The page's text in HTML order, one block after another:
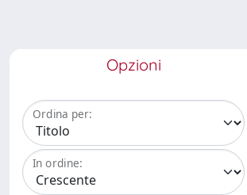
Opzioni
Ordina per:
In ordine: